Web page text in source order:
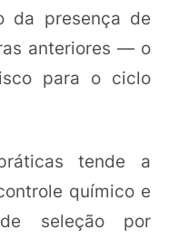
da presença de
anteriores — o
para o ciclo
tende a
químico e
seleção por